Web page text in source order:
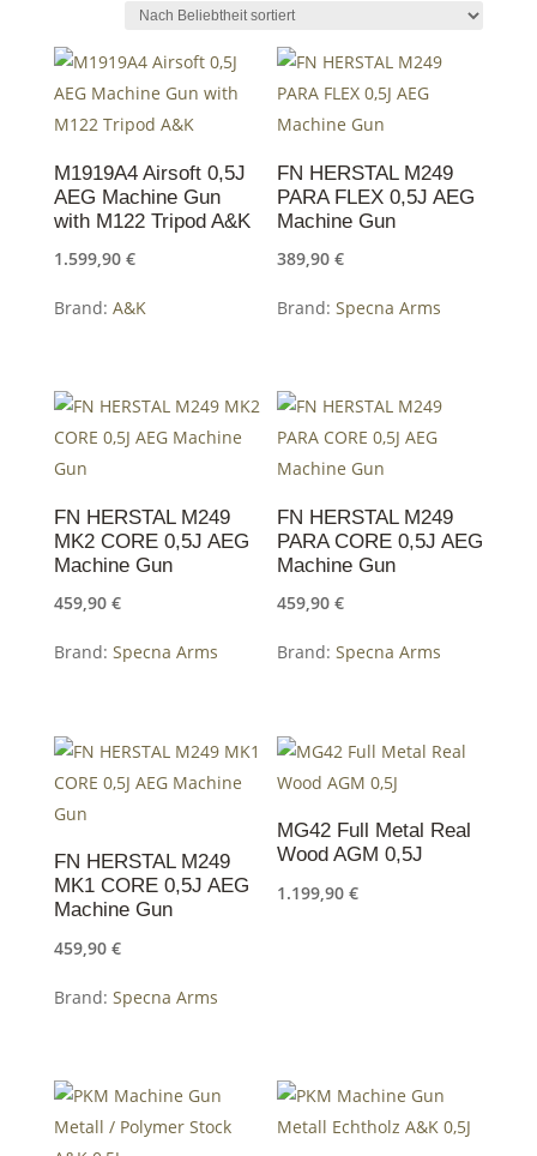
M1919A4 Airsoft 0,5J
AEG Machine Gun
with M122 Tripod A&K
1.599,90 €
Brand: A&K
FN HERSTAL M249
PARA FLEX 0,5J AEG
Machine Gun
389,90€
Brand:Specna Arms
FN HERSTAL M249
MK2 CORE 0,5J AEG
Machine Gun
459,90 €
Brand: Specna Arms
Produkt
weist
mehrere
Varianten
auf.
Die
Optionen
können
werden
FN HERSTAL M249
PARA CORE 0,5J AEG
Machine Gun
459,90€
Brand:Specna Arms
Produkt
weist
mehrere
Varianten
auf.
Die
werden
FN HERSTAL M249
MK1 CORE 0,5J AEG
Machine Gun
459,90 €
Brand: Specna Arms
Produkt
weist
mehrere
MG42 Full Metal Real
Wood AGM 0,5J
1.199,90€